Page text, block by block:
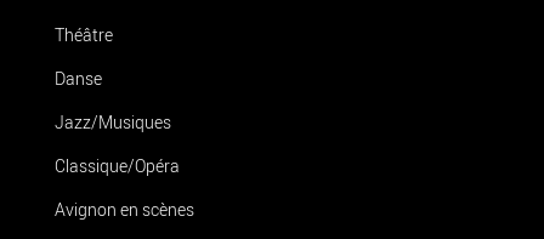
Théâtre
Danse
Jazz/Musiques
Classique/Opéra
Avignon en scènes